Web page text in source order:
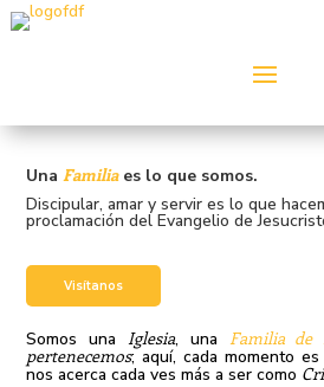
UnaFamiliaes lo que somos.
Discipular, amar y servir es lo que
proclamación del Evangelio de
Visítanos
Somos unaIglesia, una Familia de
pertenecemos; aquí, cada momento
nos acerca cada ves más a ser como